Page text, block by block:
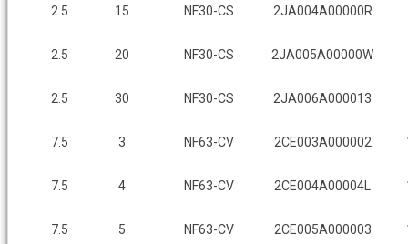
2.5 15 NF30-CS 2JA004A00000R
2.5 20 NF30-CS 2JA005A00000W
2.5 30 NF30-CS 2JA006A000013
7.5 3 NF63-CV 2CE003A000002
7.5 4 NF63-CV 2CE004A00004L
7.5 5 NF63-CV 2CE005A000003